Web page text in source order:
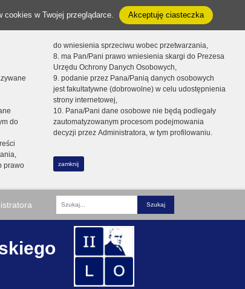
w Twojej przeglądarce. Akceptuję ciasteczka
do
prawo
do wniesienia sprzeciwu wobec przetwarzania,
8. ma Pan/Pani prawo wniesienia skargi do Prezesa
Urzędu Ochrony Danych Osobowych,
9. podanie przez Pana/Panią danych osobowych
jest fakultatywne (dobrowolne) w celu udostępnienia
strony internetowej,
10. Pana/Pani dane osobowe nie będą podlegały
zautomatyzowanym procesom podejmowania
decyzji przez Administratora, w tym profilowaniu.
zamknij
Fraza